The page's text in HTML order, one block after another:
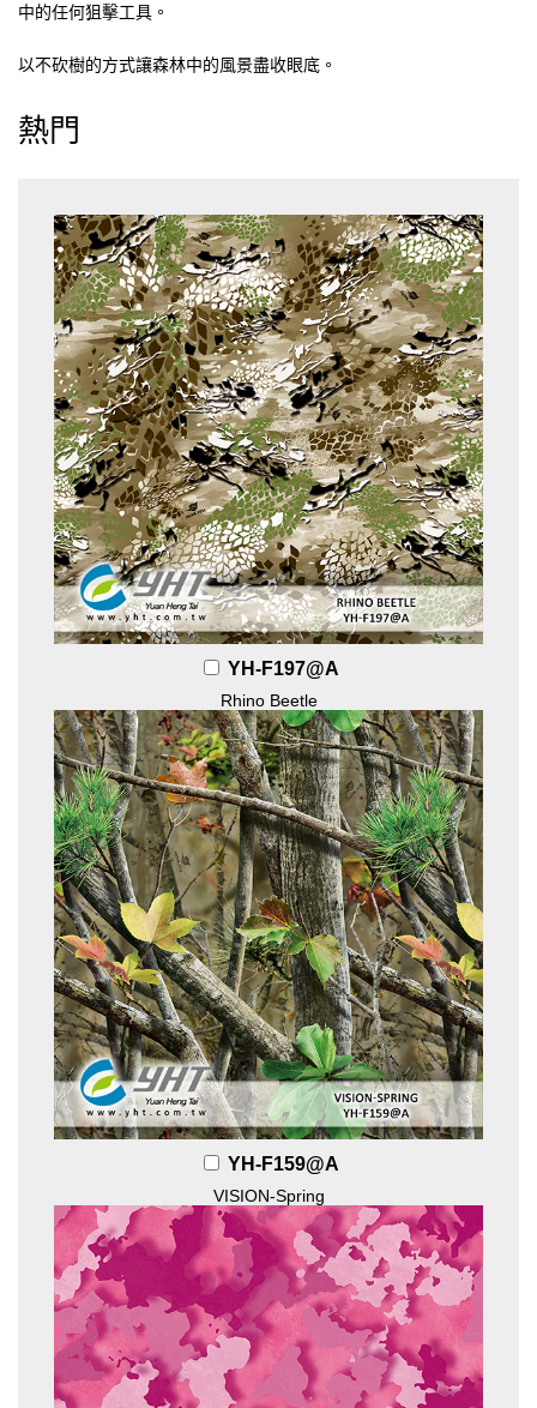
中的任何狙擊工具。
以不砍樹的方式讓森林中的風景盡收眼底。
熱門
YH-F197@A
Rhino Beetle
YH-F159@A
VISION-Spring